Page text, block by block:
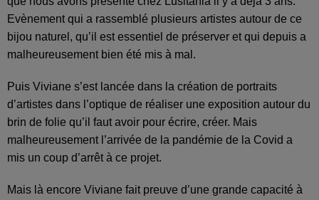
Evènement qui a rassemblé plusieurs artistes autour de ce
bijou naturel, qu’il est essentiel de préserver et qui depuis a
malheureusement bien été mis à mal.
Puis Viviane s’est lancée dans la création de portraits
d’artistes dans l’optique de réaliser une exposition autour du
brin de folie qu’il faut avoir pour écrire, créer. Mais
malheureusement l’arrivée de la pandémie de la Covid a
mis un coup d’arrêt à ce projet.
Mais là encore Viviane fait preuve d’une grande capacité à